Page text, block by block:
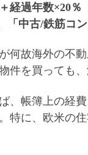
経過年数×20％
「中古/鉄筋コ
何故海外の不動
件を買っても
、帳簿上の経
特に、欧米の住